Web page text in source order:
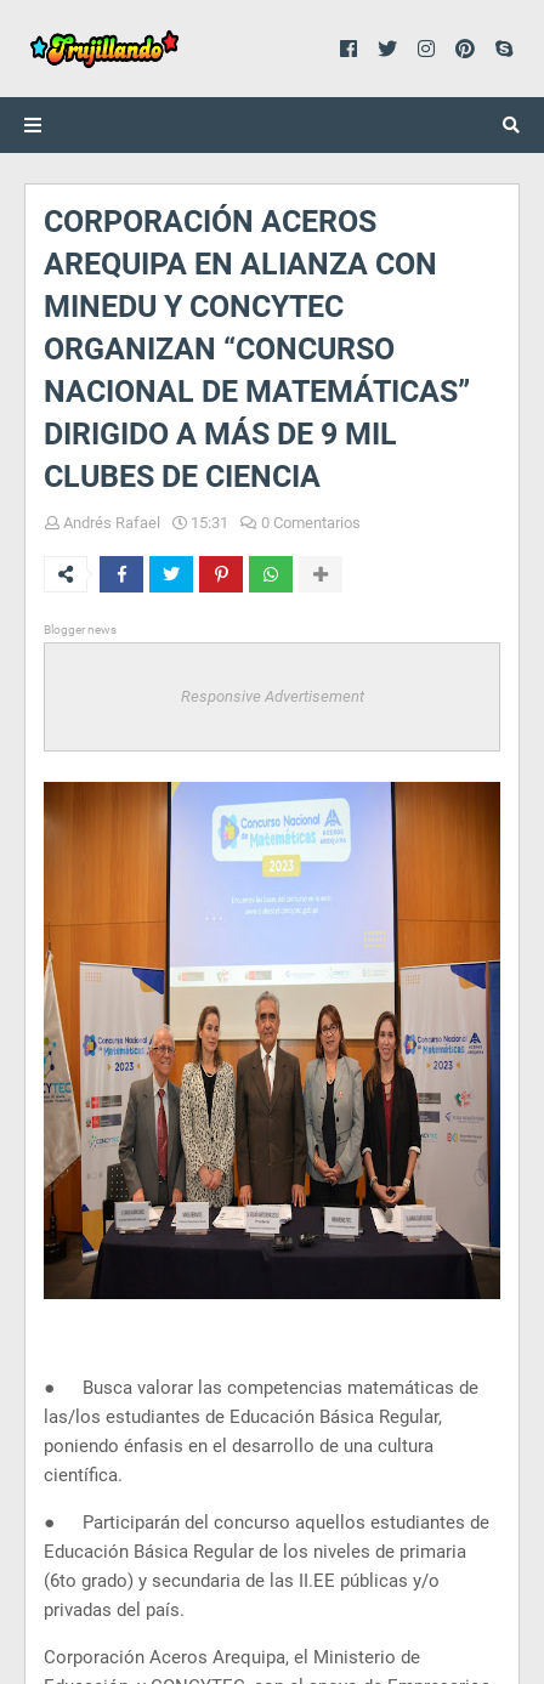
CORPORACIÓN ACEROS
AREQUIPA EN ALIANZA CON
MINEDU Y CONCYTEC
ORGANIZAN “CONCURSO
NACIONAL DE MATEMÁTICAS”
DIRIGIDO A MÁS DE 9 MIL
CLUBES DE CIENCIA
Andrés Rafael 15:31 0 Comentarios
Blogger news
Responsive Advertisement
●
Busca valorar las competencias matemáticas de
las/los estudiantes de Educación Básica Regular,
poniendo énfasis en el desarrollo de una cultura
científica.
●
Participarán del concurso aquellos estudiantes de
Educación Básica Regular de los niveles de primaria
(6to grado) y secundaria de las II.EE públicas y/o
privadas del país.
Corporación Aceros Arequipa, el Ministerio de